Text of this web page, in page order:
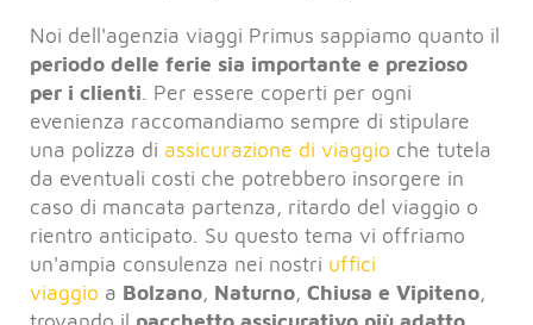
Noi dell'agenzia viaggi Primus sappiamo quanto il
periodo delle ferie sia importante e prezioso
per i clienti . Per essere coperti per ogni
evenienza raccomandiamo sempre di stipulare
una polizza di assicurazione di viaggio che tutela
da eventuali costi che potrebbero insorgere in
caso di mancata partenza, ritardo del viaggio o
rientro anticipato. Su questo tema vi offriamo
un'ampia consulenza nei nostri uffici
viaggio a Bolzano, Naturno, Chiusa e Vipiteno,